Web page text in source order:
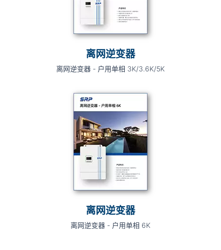
离网逆变器
离网逆变器 - 户用单相 3K/3.6K/5K
离网逆变器
离网逆变器 - 户用单相 6K